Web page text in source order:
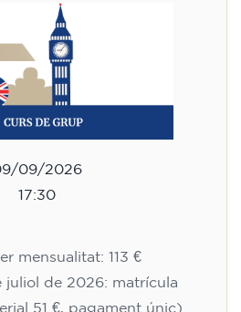
09/2026
17:30
mensualitat: 113 €
juliol de 2026: matrícula
51 €, pagament únic)